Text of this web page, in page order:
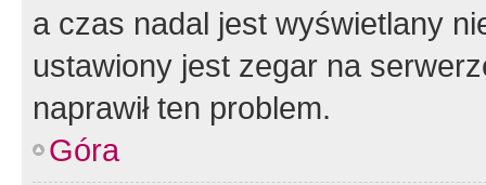
a czas nadal jest wyświetlany
ustawiony jest zegar na
naprawił ten problem.
Góra